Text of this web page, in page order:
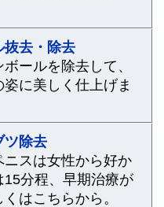
抜去・除去
ールを除去して、
に美しく仕上げま
ツ除去
ニスは女性から好か
15分程、早期治療が
はこちらから。